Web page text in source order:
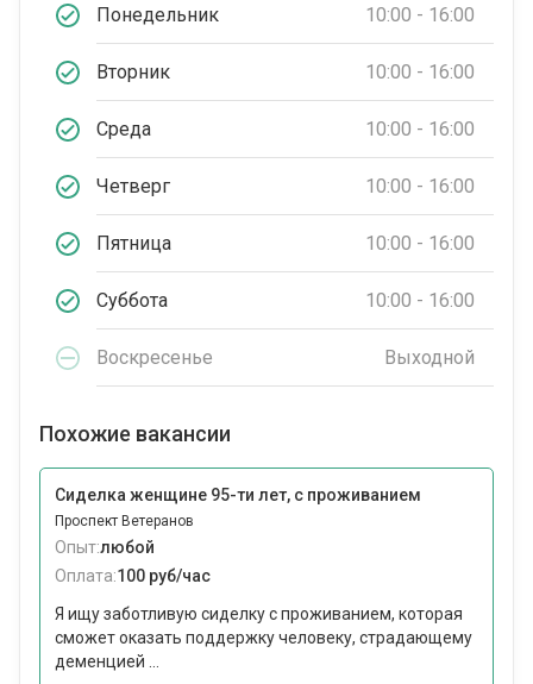
Понедельник 10:00 - 16:00
Вторник 10:00 - 16:00
Среда 10:00 - 16:00
Четверг 10:00 - 16:00
Пятница 10:00 - 16:00
Суббота 10:00 - 16:00
Воскресенье Выходной
Похожие вакансии
Сиделка женщине 95-ти лет, с проживанием
Проспект Ветеранов
Опыт:любой
Оплата:100 руб/час
Я ищу заботливую сиделку с проживанием, которая
сможет оказать поддержку человеку, страдающему
деменцией ...